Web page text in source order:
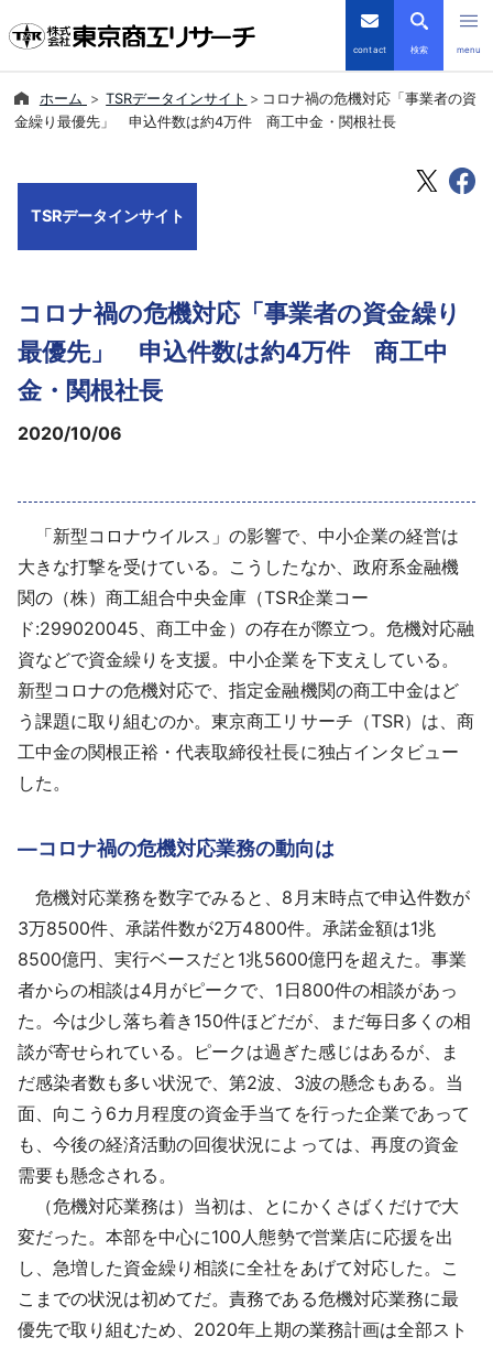
contact 検索 menu
倒産・注目企業情報
会社案内
よくあるご質問
English
ホーム TSRデータインサイト
コロナ禍の危機対応「事業者の資
金繰り最優先」 申込件数は約4万件 商工中金・関根社長
TSRデータインサイト
コロナ禍の危機対応「事業者の資金繰り
最優先」 申込件数は約4万件 商工中
金・関根社長
2020/10/06
「新型コロナウイルス」の影響で、中小企業の経営は
大きな打撃を受けている。こうしたなか、政府系金融機
関の（株）商工組合中央金庫（TSR企業コー
ド:299020045、商工中金）の存在が際立つ。危機対応融
資などで資金繰りを支援。中小企業を下支えしている。
新型コロナの危機対応で、指定金融機関の商工中金はど
う課題に取り組むのか。東京商工リサーチ（TSR）は、商
工中金の関根正裕・代表取締役社長に独占インタビュー
した。
―コロナ禍の危機対応業務の動向は
危機対応業務を数字でみると、8月末時点で申込件数が
3万8500件、承諾件数が2万4800件。承諾金額は1兆
8500億円、実行ベースだと1兆5600億円を超えた。事業
者からの相談は4月がピークで、1日800件の相談があっ
た。今は少し落ち着き150件ほどだが、まだ毎日多くの相
談が寄せられている。ピークは過ぎた感じはあるが、ま
だ感染者数も多い状況で、第2波、3波の懸念もある。当
面、向こう6カ月程度の資金手当てを行った企業であって
も、今後の経済活動の回復状況によっては、再度の資金
需要も懸念される。
（危機対応業務は）当初は、とにかくさばくだけで大
変だった。本部を中心に100人態勢で営業店に応援を出
し、急増した資金繰り相談に全社をあげて対応した。こ
こまでの状況は初めてだ。責務である危機対応業務に最
優先で取り組むため、2020年上期の業務計画は全部スト